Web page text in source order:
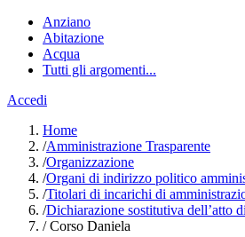
Anziano
Abitazione
Acqua
Tutti gli argomenti...
Accedi
Home
/Amministrazione Trasparente
/Organizzazione
/Organi di indirizzo politico
/Titolari di incarichi di
/Dichiarazione sostitutiva dell’atto
/Corso Daniela